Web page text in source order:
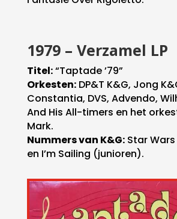
1979 – Verzamel LP
Titel:“Taptade ’79”
Orkesten:DP&T K&G, Jong
Constantia, DVS, Advendo,
And His All-timers en het
Mark.
Nummers van K&G:Star
en I’m Sailing (junioren).